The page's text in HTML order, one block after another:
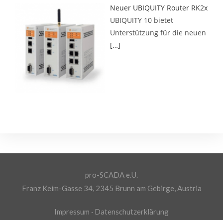
Neuer UBIQUITY Router RK2x
UBIQUITY 10 bietet
Unterstützung für die neuen
[…]
pro-SCADA e.U.
Franz Keim-Gasse 34, 2345 Brunn am Gebirge, Austria
Impressum · Datenschutzerklärung